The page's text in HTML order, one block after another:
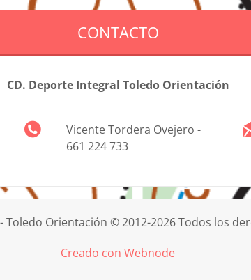
CONTACTO
CD. Deporte Integral Toledo Orientación
Vicente Tordera Ovejero -
661 224 733
Toledo Orientación © 2012-2026 Todos los
Creado con Webnode